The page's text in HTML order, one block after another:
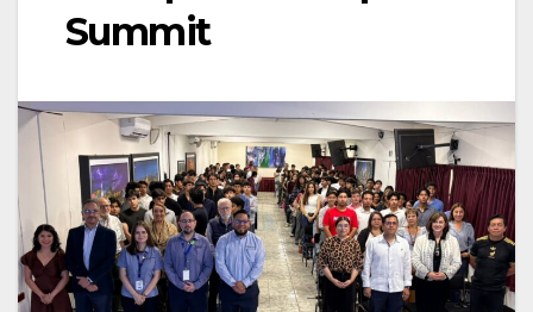
Summit